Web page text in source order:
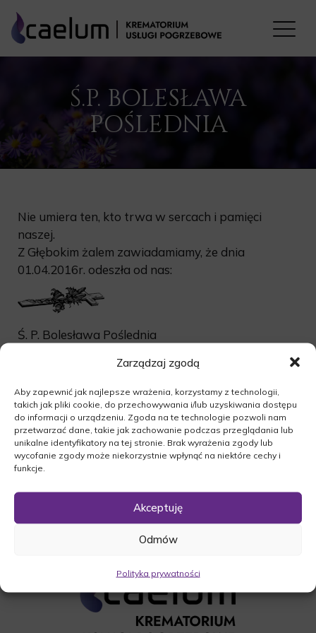
Zarządzaj zgodą
Aby zapewnić jak najlepsze wrażenia, korzystamy z technologii,
takich jak pliki cookie, do przechowywania i/lub uzyskiwania dostępu
do informacji o urządzeniu. Zgoda na te technologie pozwoli nam
przetwarzać dane, takie jak zachowanie podczas przeglądania lub
unikalne identyfikatory na tej stronie. Brak wyrażenia zgody lub
wycofanie zgody może niekorzystnie wpłynąć na niektóre cechy i
funkcje.
Akceptuję
Odmów
Polityka prywatności
Ś.P. BOLESŁAWA
POŚLEDNIA
Nie umiera ten, kto trwa w sercach i pamięci
naszej.
Z Głębokim żalem zawiadamiamy, że dnia
01.04.2016r. odeszła od nas:
Ś. P. Bolesława Poślednia
Uroczystość pogrzebowa rozpocznie się dnia
06.04.2016r. o godz. 13:00 w Kościele w
Przytocznej. Po czym nastapi odprowadzenie
zmarłej na miejsce wiecznego spoczynku na
cmentarz komunalny ( nowy) w Przytocznej.
O czym zawiadamia pogrążona w smutku
Rodzina.